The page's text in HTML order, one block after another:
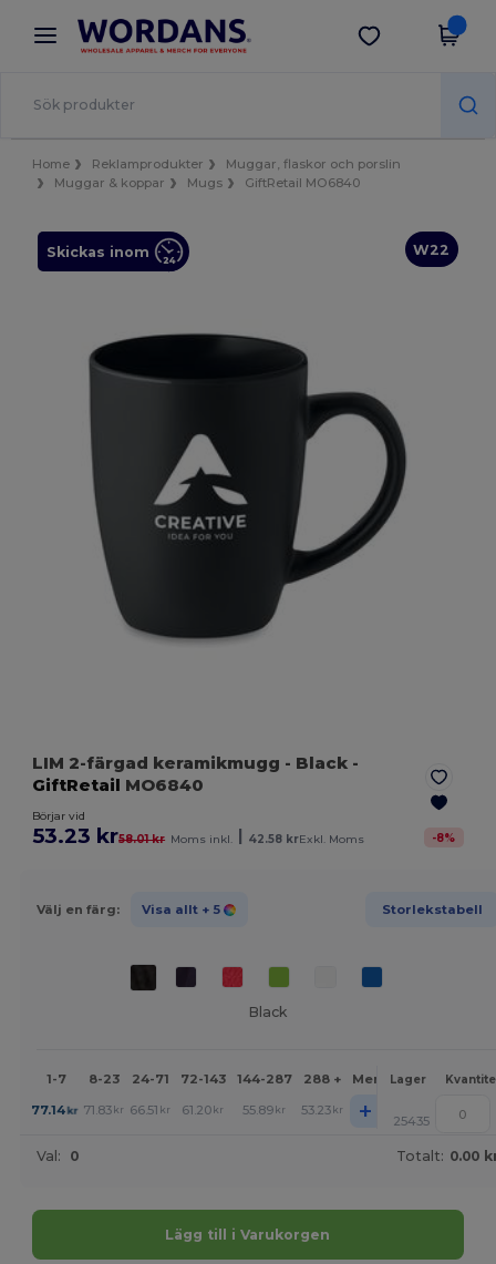
× Wordans-app
Bättre priser i appen!
Hämta app
Home Reklamprodukter
Muggar, flaskor och porslin
Muggar & koppar
Mugs GiftRetail MO6840
W22
Skickas inom
LIM 2-färgad keramikmugg - Black -
GiftRetail MO6840
Börjar vid
53.23 kr58.01 kr Moms inkl. 42.58 krExkl. Moms -8%
Välj en färg: Visa allt + 5 Storlekstabell
Black
1-7 8-23 24-71 72-143 144-287 288 + Mer Lager
77.14kr 71.83 kr 66.51 kr 61.20 kr 55.89 kr 53.23 kr + 25435
Val: 0 Totalt: 0.00
Lägg till i Varukorgen